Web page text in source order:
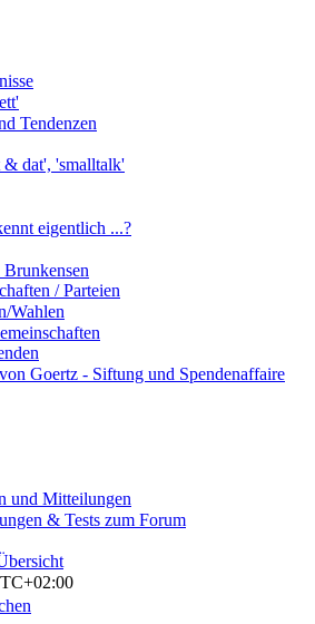
Tendenzen
dat', 'smalltalk'
eigentlich ...?
/ Parteien
Wahlen
Goertz - Siftung und Spendenaffaire
und Mitteilungen
& Tests zum Forum